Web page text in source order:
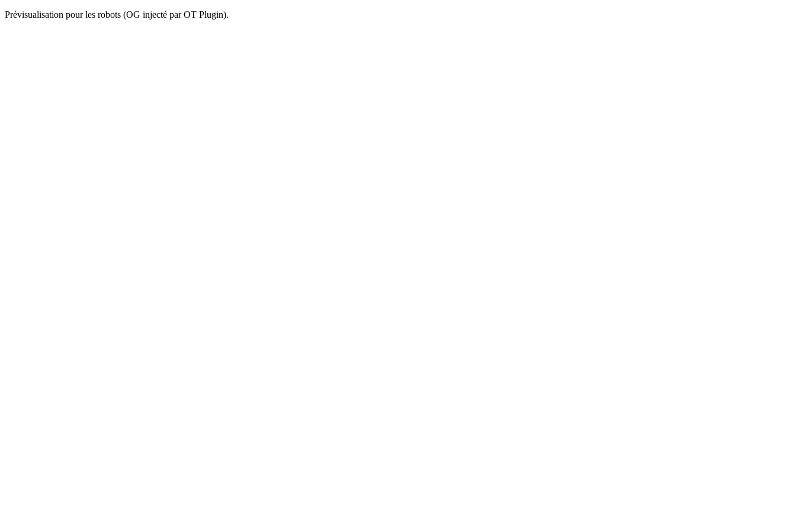
Prévisualisation pour les robots (OG injecté par OT Plugin).